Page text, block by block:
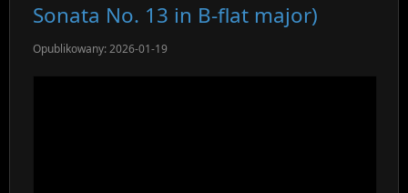
Sonata No. 13 in B-flat major)
Opublikowany: 2026-01-19